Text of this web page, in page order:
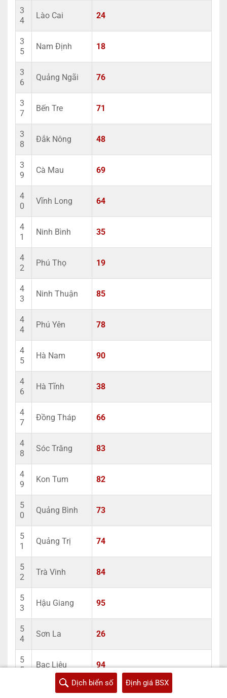
3
4
Lào Cai 24
3
5
Nam Định 18
3
6
Quảng Ngãi 76
3
7
Bến Tre 71
3
8
Đắk Nông 48
3
9
Cà Mau 69
4
0
Vĩnh Long 64
4
1
Ninh Bình 35
4
2
Phú Thọ 19
4
3
Ninh Thuận 85
4
4
Phú Yên 78
4
5
Hà Nam 90
4
6
Hà Tĩnh 38
4
7
Đồng Tháp 66
4
8
Sóc Trăng 83
4
9
Kon Tum 82
5
0
Quảng Bình 73
5
1
Quảng Trị 74
5
2
Trà Vinh 84
5
3
Hậu Giang 95
5
4
Sơn La 26
5
5
Bạc Liêu 94
Yên Bái 21
Dịch biển số Định giá BSX